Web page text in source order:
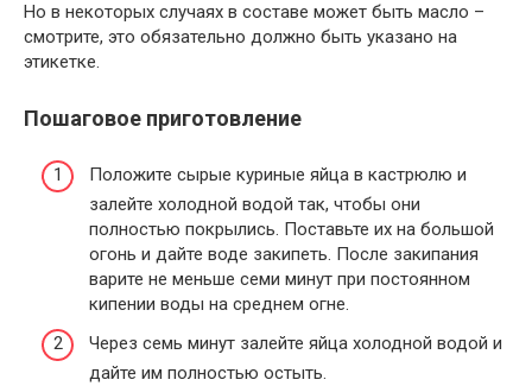
Но в некоторых случаях в составе может быть масло –
смотрите, это обязательно должно быть указано на
этикетке.
Пошаговое приготовление
Положите сырые куриные яйца в кастрюлю и
залейте холодной водой так, чтобы они
полностью покрылись. Поставьте их на большой
огонь и дайте воде закипеть. После закипания
варите не меньше семи минут при постоянном
кипении воды на среднем огне.
Через семь минут залейте яйца холодной водой и
дайте им полностью остыть.